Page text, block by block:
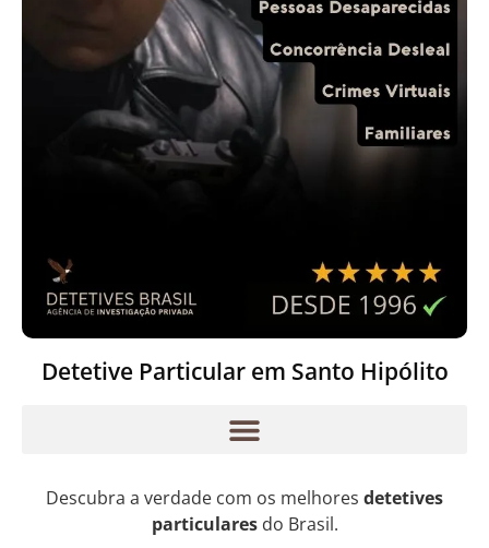
Detetive Particular em Santo Hipólito
Descubra a verdade com os melhores detetives
particularesdo Brasil.